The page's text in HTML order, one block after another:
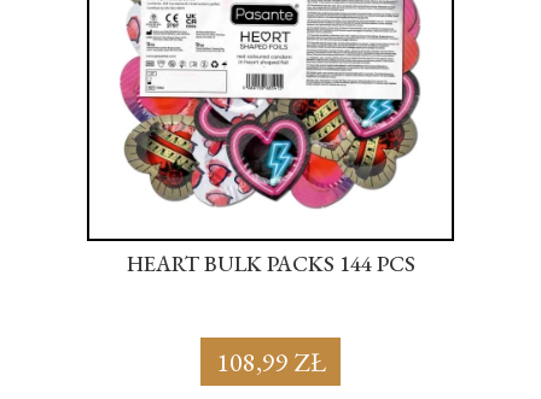
HEART BULK PACKS 144 PCS
108,99 ZŁ